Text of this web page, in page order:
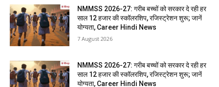
NMMSS 2026-27: गरीब बच्चों को सरकार दे रही हर
साल 12 हजार की स्कॉलरशिप, रजिस्ट्रेशन शुरू; जानें
योग्यता, Career Hindi News
7 August 2026
NMMSS 2026-27: गरीब बच्चों को सरकार दे रही हर
साल 12 हजार की स्कॉलरशिप, रजिस्ट्रेशन शुरू; जानें
योग्यता, Career Hindi News